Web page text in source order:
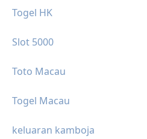
Togel HK
Slot 5000
Toto Macau
Togel Macau
keluaran kamboja